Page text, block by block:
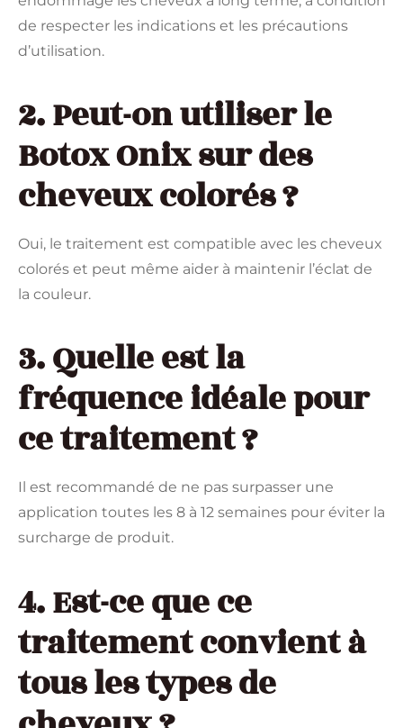
de respecter les indications et les précautions
d’utilisation.
2. Peut-on utiliser le
Botox Onix sur des
cheveux colorés ?
Oui, le traitement est compatible avec les cheveux
colorés et peut même aider à maintenir l’éclat de
la couleur.
3. Quelle est la
fréquence idéale pour
ce traitement ?
Il est recommandé de ne pas surpasser une
application toutes les 8 à 12 semaines pour éviter la
surcharge de produit.
4. Est-ce que ce
traitement convient à
tous les types de